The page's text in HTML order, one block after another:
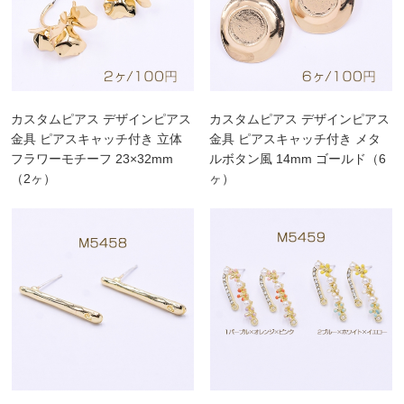
カスタムピアス デザインピアス
金具 ピアスキャッチ付き 立体
フラワーモチーフ 23×32mm
（2ヶ）
カスタムピアス デザインピアス
金具 ピアスキャッチ付き メタ
ルボタン風 14mm ゴールド（6
ヶ）